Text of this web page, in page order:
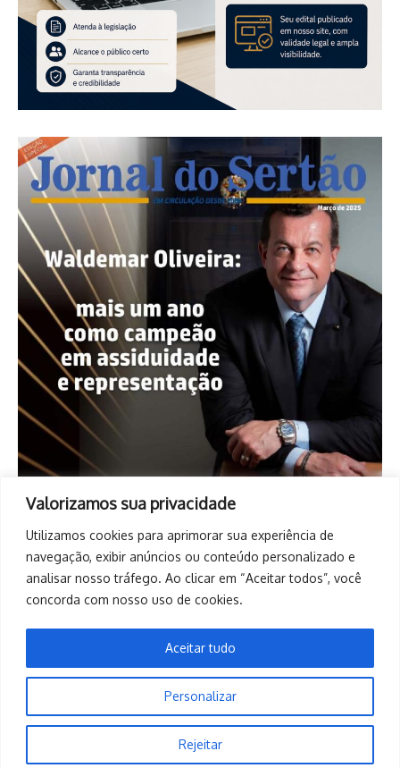
Valorizamos sua privacidade
Utilizamos cookies para aprimorar sua experiência de
navegação, exibir anúncios ou conteúdo personalizado e
analisar nosso tráfego. Ao clicar em “Aceitar todos”, você
concorda com nosso uso de cookies.
Personalizar
Rejeitar
Aceitar tudo
Copyright © 2026. Todos os direitos reservados. | Desenvolvido
Revista de Notícias X